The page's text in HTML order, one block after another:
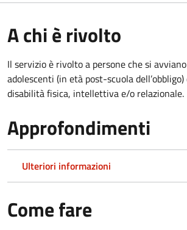
A chi è rivolto
Il servizio è rivoltoa persone che si
adolescenti (in età post-scuola
disabilità fisica, intellettiva e/o relazionale.
Approfondimenti
Ulteriori informazioni
Come fare